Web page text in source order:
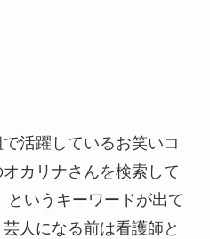
活躍しているお笑いコ
カリナさんを検索して
というキーワードが出て
人になる前は看護師と